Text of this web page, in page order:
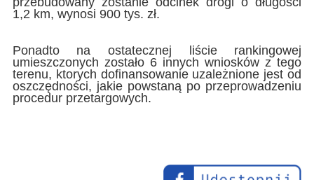
1,2 km, wynosi 900 tys. zł.
Ponadto na ostatecznej liście rankingowej
umieszczonych zostało 6 innych wniosków z tego
terenu, ktorych dofinansowanie uzależnione jest od
oszczędności, jakie powstaną po przeprowadzeniu
procedur przetargowych.